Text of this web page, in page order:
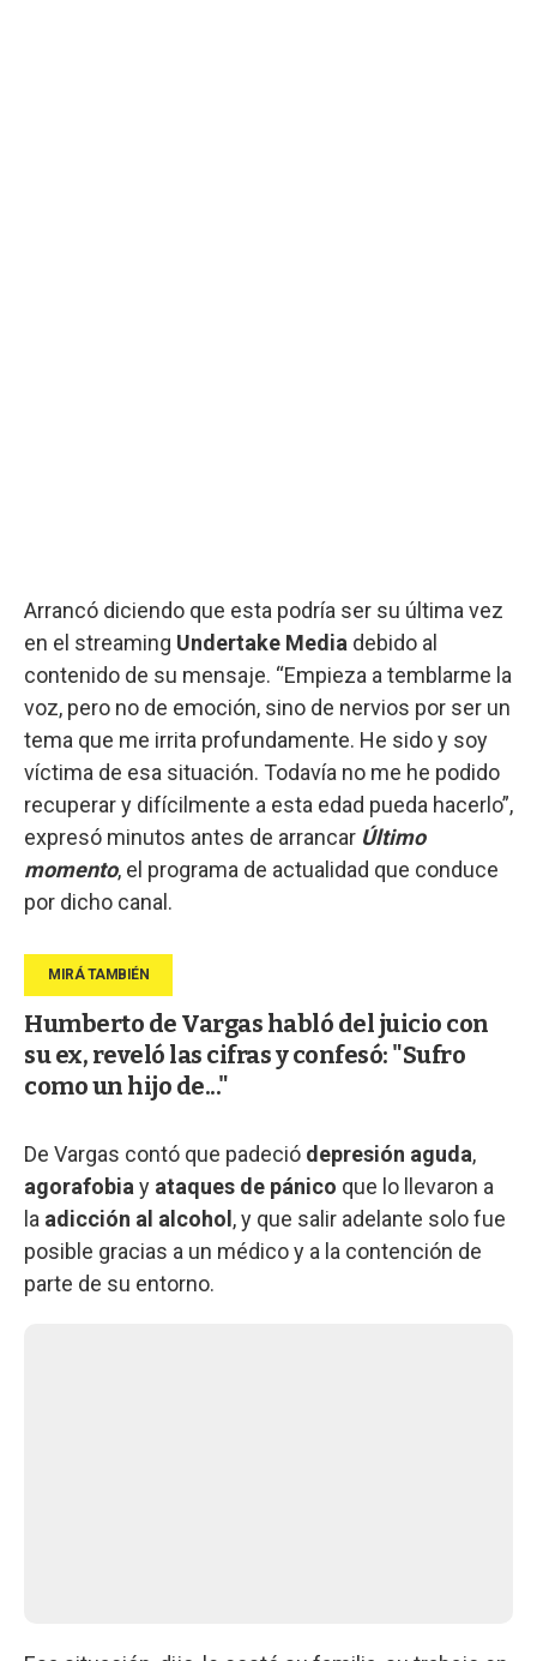
Arrancó diciendo que esta podría ser su última vez
en el streaming Undertake Media debido al
contenido de su mensaje. “Empieza a temblarme la
voz, pero no de emoción, sino de nervios por ser un
tema que me irrita profundamente. He sido y soy
víctima de esa situación. Todavía no me he podido
recuperar y difícilmente a esta edad pueda hacerlo”,
expresó minutos antes de arrancar Último
momento, el programa de actualidad que conduce
por dicho canal.
Humberto de Vargas habló del juicio con
su ex, reveló las cifras y confesó: "Sufro
como un hijo de..."
De Vargas contó que padeció depresión aguda,
agorafobia y ataques de pánico que lo llevaron a
la adicción al alcohol , y que salir adelante solo fue
posible gracias a un médico y a la contención de
parte de su entorno.